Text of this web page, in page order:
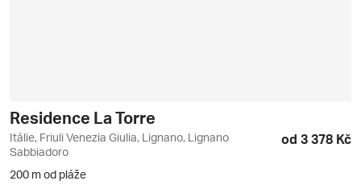
Residence La Torre
Itálie, Friuli Venezia Giulia, Lignano, Lignano
Sabbiadoro
od 3 378 Kč
200 m od pláže